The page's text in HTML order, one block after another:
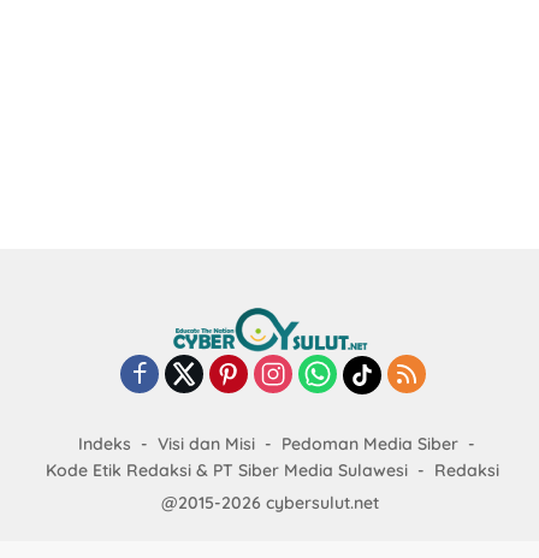
Indeks Visi dan Misi
Pedoman Media Siber
Kode Etik Redaksi & PT Siber Media Sulawesi
Redaksi
@2015-2026 cybersulut.net